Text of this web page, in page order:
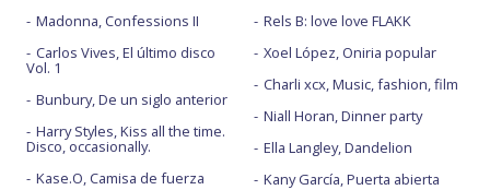
Madonna, Confessions II
Carlos Vives, El último disco
Vol. 1
Bunbury, De un siglo anterior
Harry Styles, Kiss all the time.
Disco, occasionally.
Kase.O, Camisa de fuerza
Rels B: love love FLAKK
Xoel López, Oniria popular
Charli xcx, Music, fashion, film
Niall Horan, Dinner party
Ella Langley, Dandelion
Kany García, Puerta abierta